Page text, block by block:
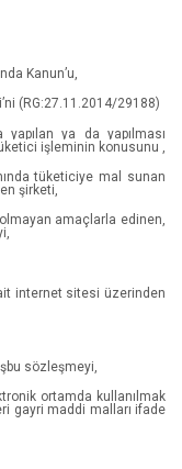
Kanun’u,
(RG:27.11.2014/29188)
ya da yapılması
işleminin konusunu ,
tüketiciye mal sunan
şirketi,
amaçlarla edinen,
ait internet sitesi üzerinden
sözleşmeyi,
ortamda kullanılmak
gayri maddi malları ifade